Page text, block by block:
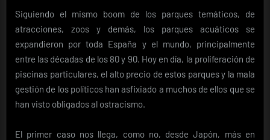
Siguiendo el mismo boom de los parques temáticos, de
atracciones, zoos y demás, los parques acuáticos se
expandieron por toda España y el mundo, principalmente
entre las décadas de los 80 y 90. Hoy en día, la proliferación de
piscinas particulares, el alto precio de estos parques y la mala
gestión de los políticos han asfixiado a muchos de ellos que se
han visto obligados al ostracismo.
El primer caso nos llega, como no, desde Japón, más en